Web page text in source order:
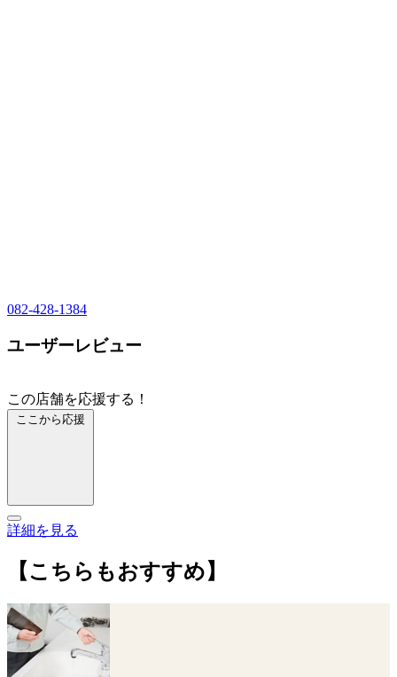
082-428-1384
ユーザーレビュー
この店舗を応援する！
ここから応援
詳細を見る
【こちらもおすすめ】